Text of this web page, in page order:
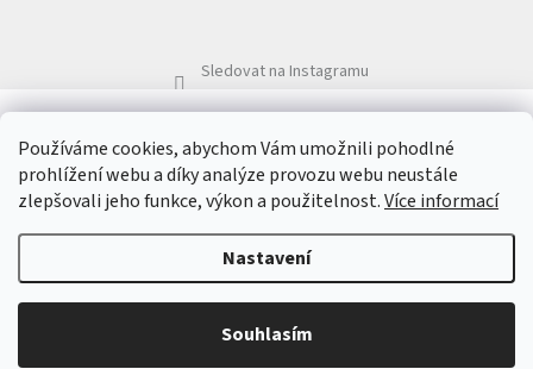
Používáme cookies, abychom Vám umožnili pohodlné
prohlížení webu a díky analýze provozu webu neustále
zlepšovali jeho funkce, výkon a použitelnost.Více informací
Nastavení
Souhlasím
Sledovat na Instagramu
Vytvořil Shoptet &
skutečně naslouchá. Všechna práva vyhrazena.